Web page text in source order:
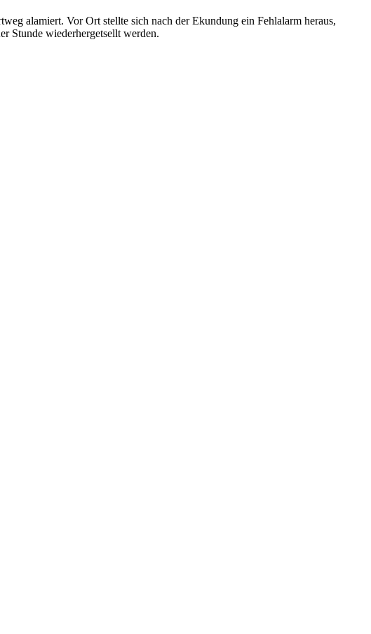
alamiert. Vor Ort stellte sich nach der Ekundung ein Fehlalarm heraus,
Stunde wiederhergetsellt werden.